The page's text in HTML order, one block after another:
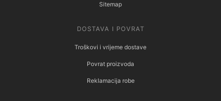
Sitemap
DOSTAVA I POVRAT
Troškovi i vrijeme dostave
Povrat proizvoda
Reklamacija robe